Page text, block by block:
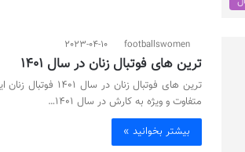
footballswomen
2023-04-10
ترین‌ های فوتبال زنان در سال 1401
ترین‌ های فوتبال زنان در
متفاوت و ویژه به کارش در سال 1401…
بیشتر بخوانید »